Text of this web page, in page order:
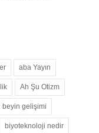
aba Yayın
Ah Şu Otizm
beyin gelişimi
biyoteknoloji nedir